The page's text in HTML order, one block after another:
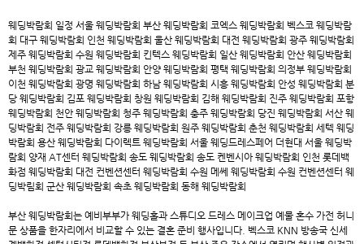
웨딩박람회 일정 서울 웨딩박람회 부산 웨딩박람회 코엑스 웨딩박람회 벡스코 웨딩박람
회 대구 웨딩박람회 인천 웨딩박람회 울산 웨딩박람회 대전 웨딩박람회 광주 웨딩박람회
제주 웨딩박람회 수원 웨딩박람회 킨텍스 웨딩박람회 일산 웨딩박람회 안산 웨딩박람회
부천 웨딩박람회 광교 웨딩박람회 안양 웨딩박람회 평택 웨딩박람회 의정부 웨딩박람회
이천 웨딩박람회 광명 웨딩박람회 하남 웨딩박람회 시흥 웨딩박람회 안성 웨딩박람회 분
당 웨딩박람회 김포 웨딩박람회 창원 웨딩박람회 김해 웨딩박람회 진주 웨딩박람회 포항
웨딩박람회 천안 웨딩박람회 청주 웨딩박람회 충주 웨딩박람회 당진 웨딩박람회 서산 웨
딩박람회 전주 웨딩박람회 강릉 웨딩박람회 원주 웨딩박람회 춘천 웨딩박람회 세텍 웨딩
박람회 용산 웨딩박람회 다이렉트 웨딩박람회 서울 웨딩드레스페어 더현대 서울 웨딩박
람회 양재 AT센터 웨딩박람회 송도 웨딩박람회 송도 켄벤시아 웨딩박람회 인천 롯데백
화점 웨딩박람회 대전 컨벤션센터 웨딩박람회 수원 메쎄 웨딩박람회 수원 컨벤션센터 웨
딩박림회 군산 웨딩박람회 속초 웨딩박람회 동해 웨딩박람회
부산 웨딩박람회는 예비부부가 웨딩홀과 스튜디오 드레스 메이크업 예물 혼수 가전 허니
문 상품을 한자리에서 비교할 수 있는 결혼 준비 행사입니다. 벡스코 KNN 방송국 신세